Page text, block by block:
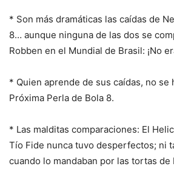
* Son más dramáticas las caídas de
8… aunque ninguna de las dos se
Robben en el Mundial de Brasil: ¡No
* Quien aprende de sus caídas, no se
Próxima Perla de Bola 8.
* Las malditas comparaciones: El
Tío Fide nunca tuvo desperfectos; ni
cuando lo mandaban por las tortas de